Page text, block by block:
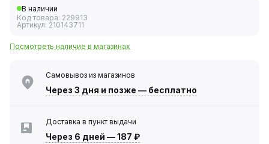
В наличии
Код товара: 229913
Артикул: 210143711
Посмотреть наличие в магазинах
Самовывоз из магазинов
Через 3 дня и позже — бесплатно
Доставка в пункт выдачи
Через 6 дней —187 ₽